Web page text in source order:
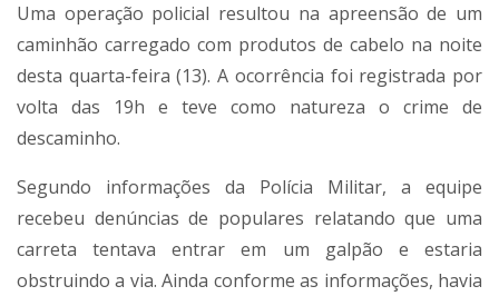
Uma operação policial resultou na apreensão de um
caminhão carregado com produtos de cabelo na noite
desta quarta-feira (13). A ocorrência foi registrada por
volta das 19h e teve como natureza o crime de
descaminho.
Segundo informações da Polícia Militar, a equipe
recebeu denúncias de populares relatando que uma
carreta tentava entrar em um galpão e estaria
obstruindo a via. Ainda conforme as informações, havia